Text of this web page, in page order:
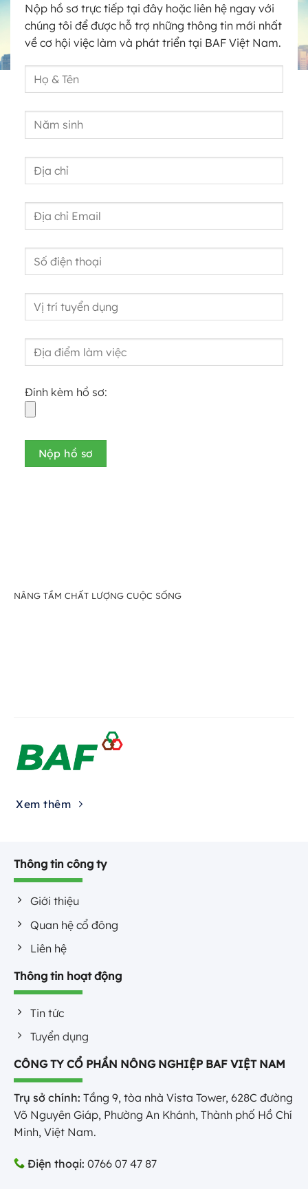
Nộp hồ sơ trực tiếp tại đây hoặc liên hệ ngay với
chúng tôi để được hỗ trợ những thông tin mới nhất
về cơ hội việc làm và phát triển tại BAF Việt Nam.
Đính kèm hồ sơ:
NÂNG TẦM CHẤT LƯỢNG CUỘC SỐNG
Xem thêm
Thông tin công ty
Giới thiệu
Quan hệ cổ đông
Liên hệ
Thông tin hoạt động
Tin tức
Tuyển dụng
CÔNG TY CỔ PHẦN NÔNG NGHIỆP BAF VIỆT NAM
Trụ sở chính: Tầng 9, tòa nhà Vista Tower, 628C đường
Võ Nguyên Giáp, Phường An Khánh, Thành phố Hồ Chí
Minh, Việt Nam.
Điện thoại: 0766 07 47 87